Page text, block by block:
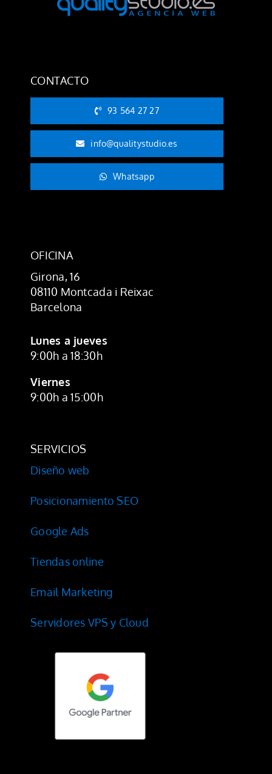
CONTACTO
93 564 27 27
info@qualitystudio.es
Whatsapp
OFICINA
Girona, 16
08110 Montcada i Reixac
Barcelona
Lunes a jueves
9:00h a 18:30h
Viernes
9:00h a 15:00h
SERVICIOS
Diseño web
Posicionamiento SEO
Google Ads
Tiendas online
Email Marketing
Servidores VPS y Cloud